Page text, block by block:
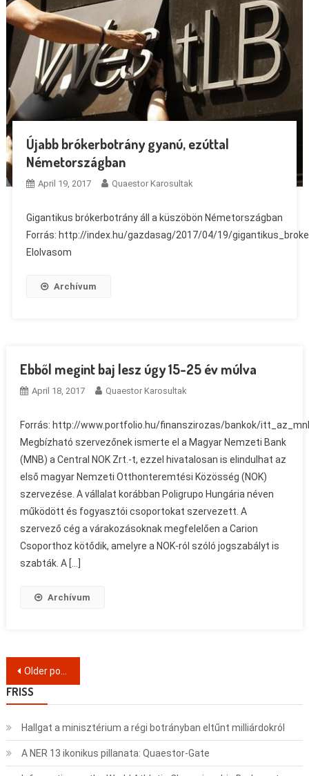
Újabb brókerbotrány gyanú, ezúttal
Németországban
April 19, 2017 Quaestor Karosultak
Gigantikus brókerbotrány áll a küszöbön Németországban
Forrás: http://index.hu/gazdasag/2017/04/19/
Elolvasom
Archívum
Ebből megint baj lesz úgy 15-25 év múlva
April 18, 2017 Quaestor Karosultak
Forrás: http://www.portfolio.hu/finanszirozas/bankok/
Megbízható szervezőnek ismerte el a Magyar Nemzeti Bank
(MNB) a Central NOK Zrt.-t, ezzel hivatalosan is elindulhat az
első magyar Nemzeti Otthonteremtési Közösség (NOK)
szervezése. A vállalat korábban Poligrupo Hungária néven
működött és fogyasztói csoportokat szervezett. A
szervező cég a várakozásoknak megfelelően a Carion
Csoporthoz kötődik, amelyre a NOK-ról szóló jogszabályt is
szabták. A […]
Archívum
Posts
navigation
Older posts
FRISS
Hallgat a minisztérium a régi botrányban eltűnt milliárdokról
A NER 13 ikonikus pillanata: Quaestor-Gate